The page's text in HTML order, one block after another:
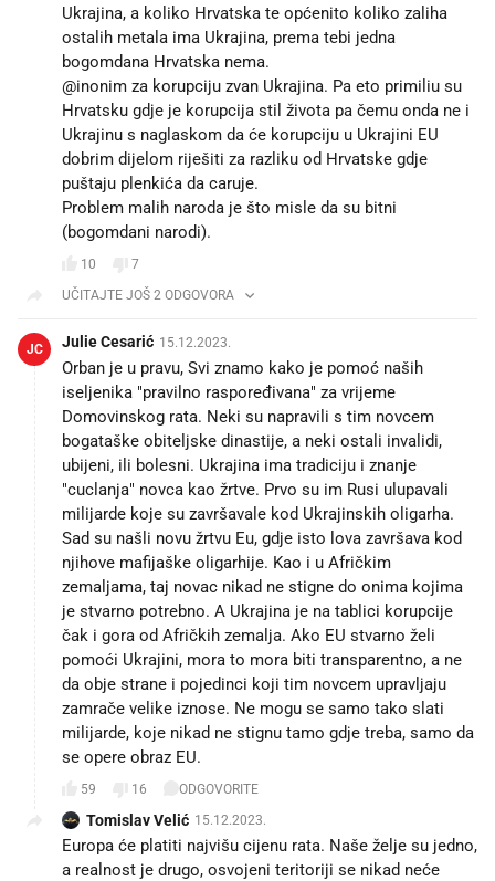
Ukrajina, a koliko Hrvatska te općenito koliko zaliha
ostalih metala ima Ukrajina, prema tebi jedna
bogomdana Hrvatska nema.
@inonim za korupciju zvan Ukrajina. Pa eto primiliu su
Hrvatsku gdje je korupcija stil života pa čemu onda ne i
Ukrajinu s naglaskom da će korupciju u Ukrajini EU
dobrim dijelom riješiti za razliku od Hrvatske gdje
puštaju plenkića da caruje.
Problem malih naroda je što misle da su bitni
(bogomdani narodi).
10
7
UČITAJTE JOŠ 2 ODGOVORA
JC Julie Cesarić 15.12.2023.
Orban je u pravu, Svi znamo kako je pomoć naših
iseljenika "pravilno raspoređivana" za vrijeme
Domovinskog rata. Neki su napravili s tim novcem
bogataške obiteljske dinastije, a neki ostali invalidi,
ubijeni, ili bolesni. Ukrajina ima tradiciju i znanje
"cuclanja" novca kao žrtve. Prvo su im Rusi ulupavali
milijarde koje su završavale kod Ukrajinskih oligarha.
Sad su našli novu žrtvu Eu, gdje isto lova završava kod
njihove mafijaške oligarhije. Kao i u Afričkim
zemaljama, taj novac nikad ne stigne do onima kojima
je stvarno potrebno. A Ukrajina je na tablici korupcije
čak i gora od Afričkih zemalja. Ako EU stvarno želi
pomoći Ukrajini, mora to mora biti transparentno, a ne
da obje strane i pojedinci koji tim novcem upravljaju
zamrače velike iznose. Ne mogu se samo tako slati
milijarde, koje nikad ne stignu tamo gdje treba, samo da
se opere obraz EU.
59 16 ODGOVORITE
Tomislav Velić 15.12.2023.
Europa će platiti najvišu cijenu rata. Naše želje su jedno,
a realnost je drugo, osvojeni teritoriji se nikad neće